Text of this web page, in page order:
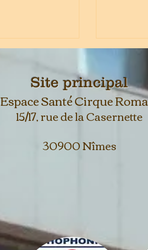
Site principal
Espace Santé Cirque
15/17, rue de la Casernette
30900 Nîmes